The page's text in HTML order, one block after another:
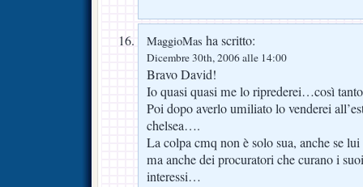
MaggioMas ha scritto:
Dicembre 30th, 2006 alle 14:00
Bravo David!
Io quasi quasi me lo riprederei…così
Poi dopo averlo umiliato lo venderei
chelsea….
La colpa cmq non è solo sua, anche se
ma anche dei procuratori che curano i
interessi…